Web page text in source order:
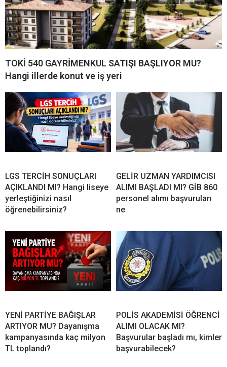
TOKİ 540 GAYRİMENKUL SATIŞI BAŞLIYOR MU?
Hangi illerde konut ve iş yeri
LGS TERCİH SONUÇLARI
AÇIKLANDI MI? Hangi liseye
yerleştiğinizi nasıl
öğrenebilirsiniz?
GELİR UZMAN YARDIMCISI
ALIMI BAŞLADI MI? GİB 860
personel alımı başvuruları
ne
YENİ PARTİYE BAĞIŞLAR
ARTIYOR MU? Dayanışma
kampanyasında kaç milyon
TL toplandı?
POLİS AKADEMİSİ ÖĞRENCİ
ALIMI OLACAK MI?
Başvurular başladı mı, kimler
başvurabilecek?